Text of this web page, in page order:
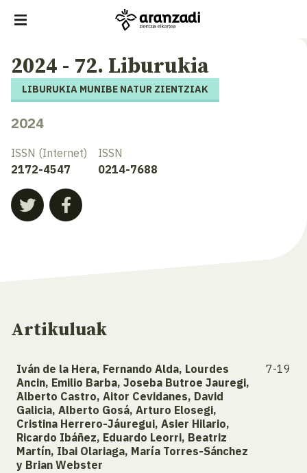
2024 - 72. Liburukia
LIBURUKIA MUNIBE NATUR ZIENTZIAK
2024
ISSN (Internet)
2172-4547
ISSN
0214-7688
Artikuluak
Iván de la Hera, Fernando Alda, Lourdes
Ancin, Emilio Barba, Joseba Butroe Jauregi,
Alberto Castro, Aitor Cevidanes, David
Galicia, Alberto Gosá, Arturo Elosegi,
Cristina Herrero-Jáuregui, Asier Hilario,
Ricardo Ibáñez, Eduardo Leorri, Beatriz
Martín, Ibai Olariaga, María Torres-Sánchez
y Brian Webster
7-19